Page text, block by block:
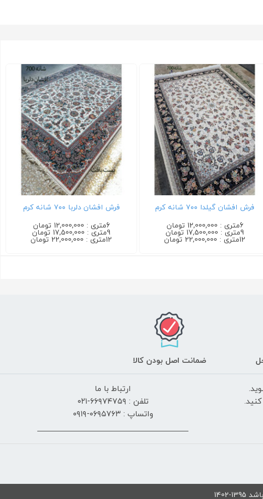
فرش کاشان طرح ماهی بیجار ۷۰۰
شانه روناسی
6متری : 12,000,000 تومان
9متری : 17,500,000 تومان
12متری : 22,000,000 تومان
فرش ترمه ۷۰۰ شانه سرمه ای
6متری : 12,000,000 تومان
9متری : 17,500,000 تومان
12متری : 22,000,000 تومان
ضمانت اصل بودن کالا
ارتباط با ما
تلفن : ۶۶۹۷۴۷۵۹-۰۲۱
واتساپ : ۰۶۹۵۷۶۳-۰۹۱۹